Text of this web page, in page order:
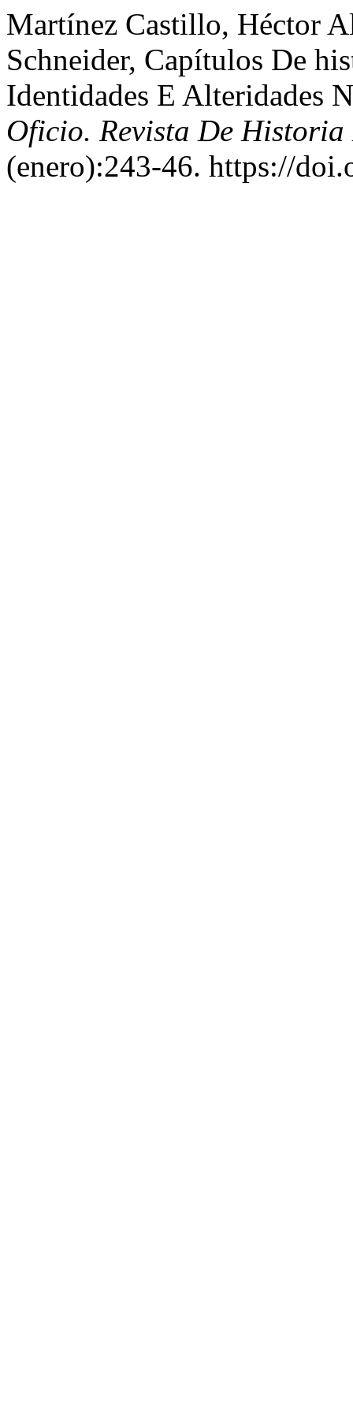
Martínez Castillo, Héctor
Schneider, Capítulos De
Identidades E Alteridades
Oficio. Revista De
(enero):243-46. https://